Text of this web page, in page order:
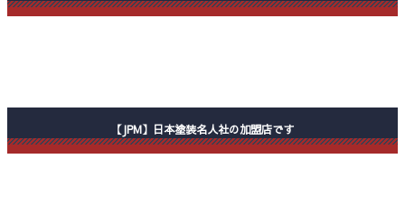
【JPM】日本塗装名人社の加盟店です